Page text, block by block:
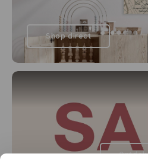
Shop direct
Ontdek